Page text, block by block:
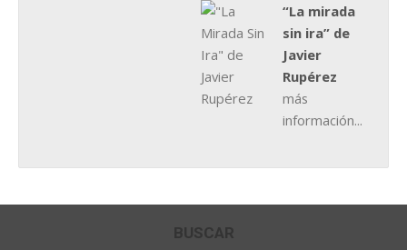
“La mirada
sin ira” de
Javier
Rupérez
más
información...
BUSCAR